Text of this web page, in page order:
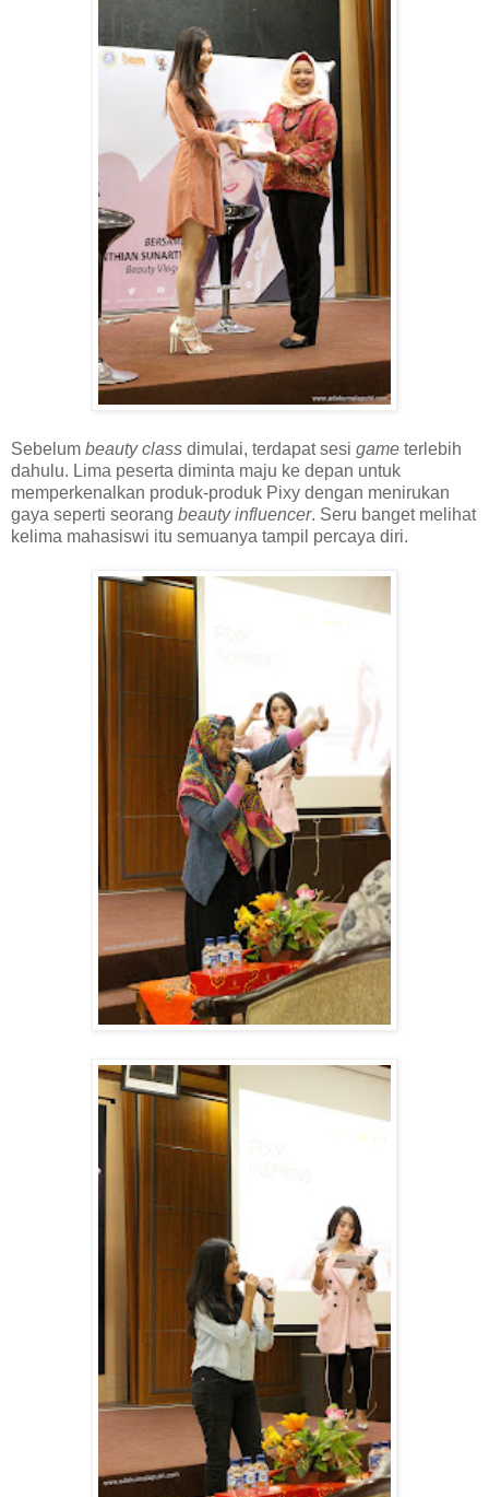
Sebelum beauty class dimulai, terdapat sesi game terlebih
dahulu. Lima peserta diminta maju ke depan untuk
memperkenalkan produk-produk Pixy dengan menirukan
gaya seperti seorang beauty influencer. Seru banget melihat
kelima mahasiswi itu semuanya tampil percaya diri.